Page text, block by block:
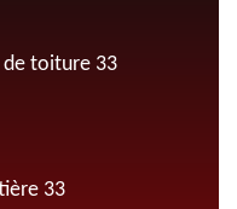
de toiture 33
33